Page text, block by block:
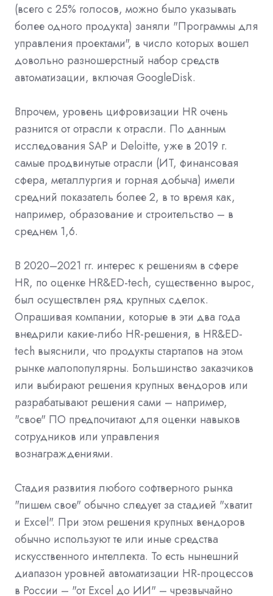
(всего с 25% голосов, можно было указывать
более одного продукта) заняли "Программы для
управления проектами", в число которых вошел
довольно разношерстный набор средств
автоматизации, включая GoogleDisk.
Впрочем, уровень цифровизации HR очень
разнится от отрасли к отрасли. По данным
исследования SAP и Deloitte, уже в 2019 г.
самые продвинутые отрасли (ИТ, финансовая
сфера, металлургия и горная добыча) имели
средний показатель более 2, в то время как,
например, образование и строительство – в
среднем 1,6.
В 2020–2021 гг. интерес к решениям в сфере
HR, по оценке HR&ED-tech, существенно вырос,
был осуществлен ряд крупных сделок.
Опрашивая компании, которые в эти два года
внедрили какие-либо HR-решения, в HR&ED-
tech выяснили, что продукты стартапов на этом
рынке малопопулярны. Большинство заказчиков
или выбирают решения крупных вендоров или
разрабатывают решения сами – например,
"свое" ПО предпочитают для оценки навыков
сотрудников или управления
вознаграждениями.
Стадия развития любого софтверного рынка
"пишем свое" обычно следует за стадией "хватит
и Excel". При этом решения крупных вендоров
обычно используют те или иные средства
искусственного интеллекта. То есть нынешний
диапазон уровней автоматизации HR-процессов
в России – "от Excel до ИИ" – чрезвычайно